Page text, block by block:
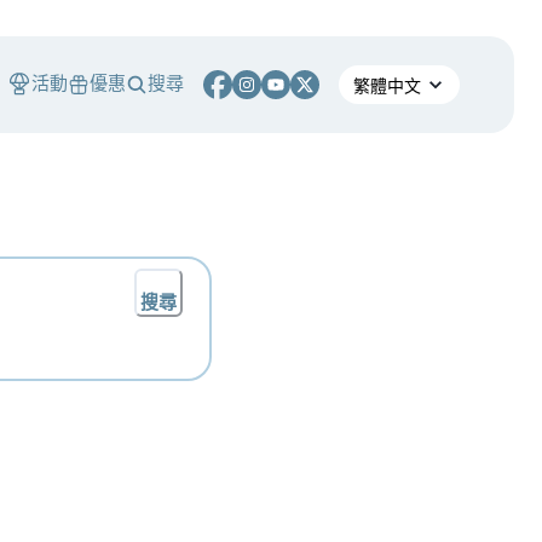
活動 優惠 搜尋
搜尋